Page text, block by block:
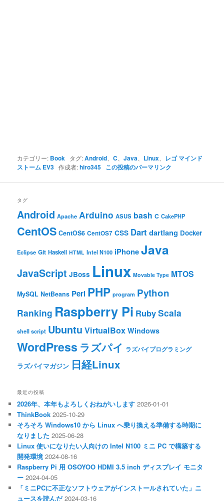
カテゴリー: Book タグ:Android、C、Java、 Linux、 レゴ マインド
ストーム EV3 作成者:hiro345 この投稿のパーマリンク
タグ
Android Apache Arduino ASUS bash C CakePHP
CentOS CentOS6 CentOS7 CSS Dart dartlang Docker
Eclipse Git Haskell HTML Intel N100 iPhoneJava
JavaScript JBoss Linux Movable Type MTOS
MySQL NetBeans Perl PHP program Python
Ranking Raspberry Pi RubyScala
shell script Ubuntu VirtualBox Windows
WordPress ラズパイ ラズパイプログラミング
ラズパイマガジン 日経Linux
最近の投稿
2026年、本年もよろしくおねがいします 2026-01-01
ThinkBook 2025-10-29
そろそろ Windows10 から Linux へ乗り換える準備する時期に
なりました 2025-06-28
Linux 使いになりたい人向けの Intel N100 ミニ PC で構築する
開発環境 2024-08-16
Raspberry Pi 用 OSOYOO HDMI 3.5 inch ディスプレイ モニタ
ー 2024-04-05
「ミニPCに不正なソフトウェアがインストールされていた」ニ
ュースを読んだ 2024-03-16